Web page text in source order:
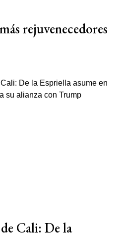
rejuvenecedores
Cali: De la